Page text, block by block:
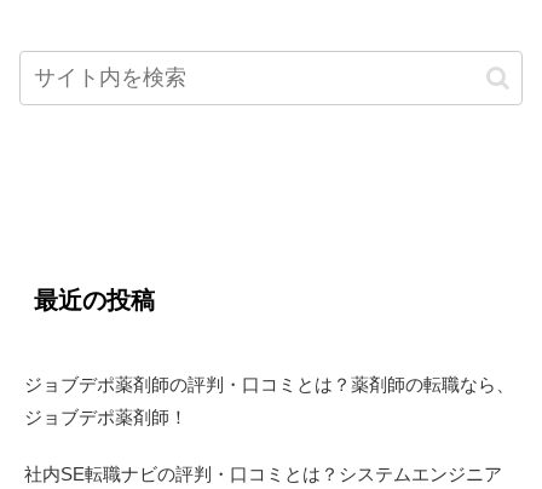
最近の投稿
ジョブデポ薬剤師の評判・口コミとは？薬剤師の転職なら、
ジョブデポ薬剤師！
社内SE転職ナビの評判・口コミとは？システムエンジニア